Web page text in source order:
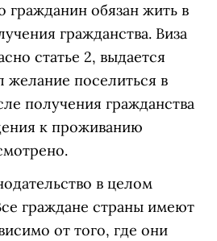
гражданин обязан жить в
гражданства. Виза
статье 2, выдается
желание поселиться в
получения гражданства
к проживанию
в целом
граждане страны имеют
от того, где они